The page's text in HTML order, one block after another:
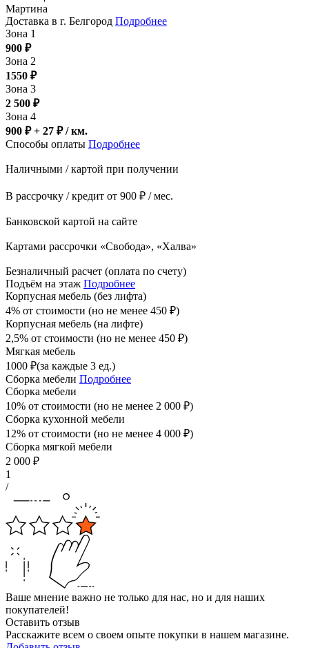
Мартина
Доставка в г. Белгород Подробнее
Зона 1
900 ₽
Зона 2
1550 ₽
Зона 3
2 500 ₽
Зона 4
900 ₽ + 27 ₽/ км.
Способы оплаты Подробнее
Наличными / картой при получении
В рассрочку / кредит от 900 ₽ / мес.
Банковской картой на сайте
Картами рассрочки «Свобода», «Халва»
Безналичный расчет (оплата по счету)
Подъём на этаж Подробнее
Корпусная мебель (без лифта)
4% от стоимости (но не менее 450 ₽)
Корпусная мебель (на лифте)
2,5% от стоимости (но не менее 450 ₽)
Мягкая мебель
1000 ₽(за каждые 3 ед.)
Сборка мебели Подробнее
Сборка мебели
10% от стоимости (но не менее 2 000 ₽)
Сборка кухонной мебели
12% от стоимости (но не менее 4 000 ₽)
Сборка мягкой мебели
2 000 ₽
1
/
Ваше мнение важно не только для нас, но и для наших
покупателей!
Оставить отзыв
Расскажите всем о своем опыте покупки в нашем магазине.